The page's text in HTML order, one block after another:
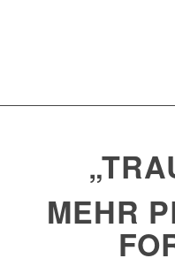
MEHR